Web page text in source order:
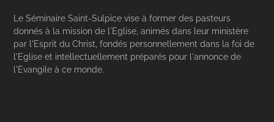
Le Séminaire Saint-Sulpice vise à former des pasteurs
donnés à la mission de l'Eglise, animés dans leur ministère
par l'Esprit du Christ, fondés personnellement dans la foi de
l'Eglise et intellectuellement préparés pour l'annonce de
l'Evangile à ce monde.